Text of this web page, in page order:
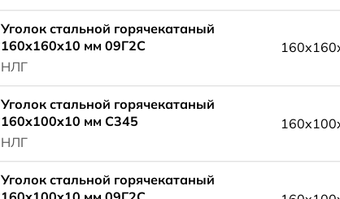
Уголок стальной горячекатаный
160x160x10 мм 09Г2С
НЛГ
Уголок стальной горячекатаный
160x100x10 мм С345
НЛГ
Уголок стальной горячекатаный